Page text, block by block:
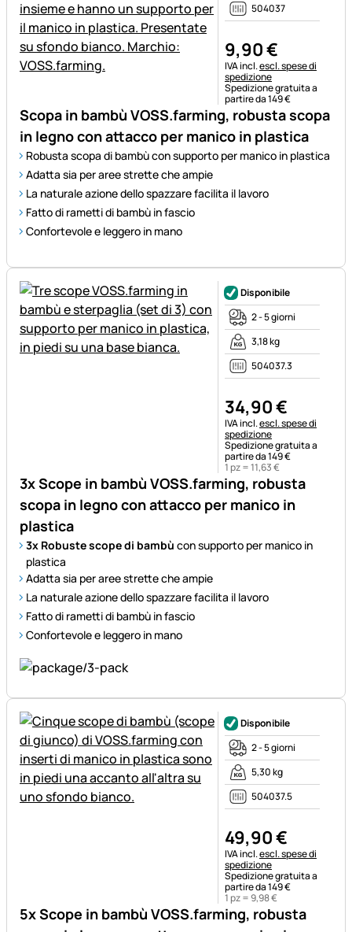
Scopa in bambù VOSS.farming, robusta scopa
in legno con attacco per manico in plastica
Robusta scopa di bambù con supporto per manico in plastica
Adatta sia per aree strette che ampie
La naturale azione dello spazzare facilita il lavoro
Fatto di rametti di bambù in fascio
Confortevole e leggero in mano
504037
9,90€
Informazioni fiscali:
IVA incl.escl. spese di
spedizione
Spedizione gratuita a
partire da 149 €
3x Scope in bambù VOSS.farming, robusta
scopa in legno con attacco per manico in
plastica
3x Robuste scope di bambù con supporto per manico in
plastica
Adatta sia per aree strette che ampie
La naturale azione dello spazzare facilita il lavoro
Fatto di rametti di bambù in fascio
Confortevole e leggero in mano
Disponibile
2 - 5 giorni
3,18 kg
504037.3
34,90€
Informazioni fiscali:
IVA incl.escl. spese di
spedizione
Spedizione gratuita a
partire da 149 €
1 pz =11,63€
5x Scope in bambù VOSS.farming, robusta
Disponibile
2 - 5 giorni
5,30 kg
504037.5
49,90€
Informazioni fiscali:
IVA incl.escl. spese di
spedizione
Spedizione gratuita a
partire da 149 €
1 pz =9,98€